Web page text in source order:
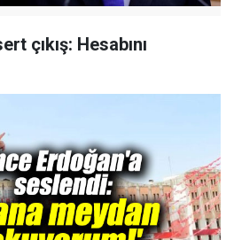
çıkış: Hesabını